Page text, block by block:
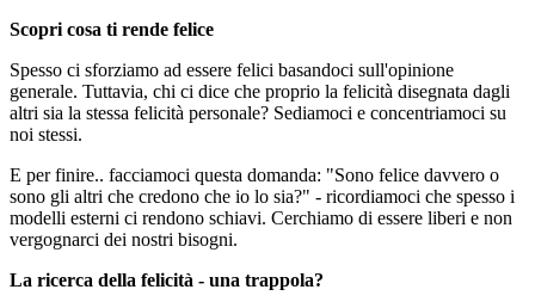
Scopri cosa ti rende felice
Spesso ci sforziamo ad essere felici basandoci sull'opinione
generale. Tuttavia, chi ci dice che proprio la felicità disegnata dagli
altri sia la stessa felicità personale? Sediamoci e concentriamoci su
noi stessi.
E per finire.. facciamoci questa domanda: "Sono felice davvero o
sono gli altri che credono che io lo sia?" - ricordiamoci che spesso i
modelli esterni ci rendono schiavi. Cerchiamo di essere liberi e non
vergognarci dei nostri bisogni.
La ricerca della felicità - una trappola?